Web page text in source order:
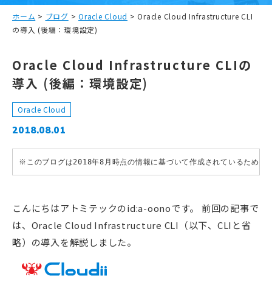
ホーム > ブログ > Oracle Cloud >Oracle Cloud Infrastructure CLI
の導入 (後編：環境設定)
Oracle Cloud Infrastructure CLIの
導入 (後編：環境設定)
Oracle Cloud
2018.08.01
※このブログは2018年8月時点の情報に基づいて作成されているため、
こんにちはアトミテックのid:a-oonoです。 前回の記事で
は、Oracle Cloud Infrastructure CLI（以下、CLIと省
略）の導入を解説しました。